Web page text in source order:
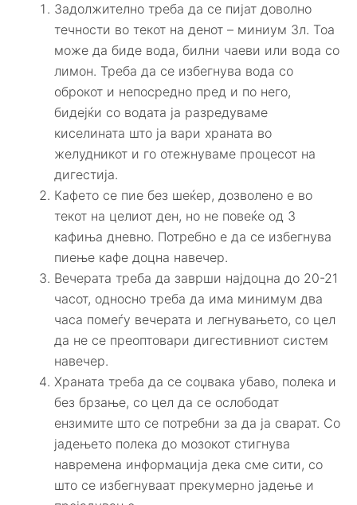
Задолжително треба да се пијат доволно
течности во текот на денот – миниум 3л. Тоа
може да биде вода, билни чаеви или вода со
лимон. Треба да се избегнува вода со
оброкот и непосредно пред и по него,
бидејќи со водата ја разредуваме
киселината што ја вари храната во
желудникот и го отежнуваме процесот на
дигестија.
Кафето се пие без шеќер, дозволено е во
текот на целиот ден, но не повеќе од 3
кафиња дневно. Потребно е да се избегнува
пиење кафе доцна навечер.
Вечерата треба да заврши најдоцна до 20-21
часот, односно треба да има минимум два
часа помеѓу вечерата и легнувањето, со цел
да не се преоптовари дигестивниот систем
навечер.
Храната треба да се соџвака убаво, полека и
без брзање, со цел да се ослободат
ензимите што се потребни за да ја сварат. Со
јадењето полека до мозокот стигнува
навремена информација дека сме сити, со
што се избегнуваат прекумерно јадење и